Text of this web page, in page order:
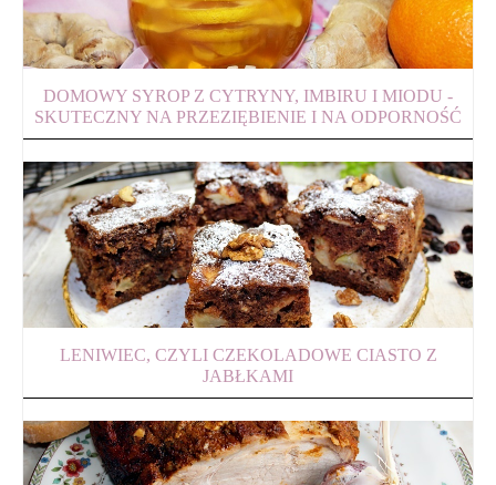
DOMOWY SYROP Z CYTRYNY, IMBIRU I MIODU -
SKUTECZNY NA PRZEZIĘBIENIE I NA ODPORNOŚĆ
LENIWIEC, CZYLI CZEKOLADOWE CIASTO Z
JABŁKAMI